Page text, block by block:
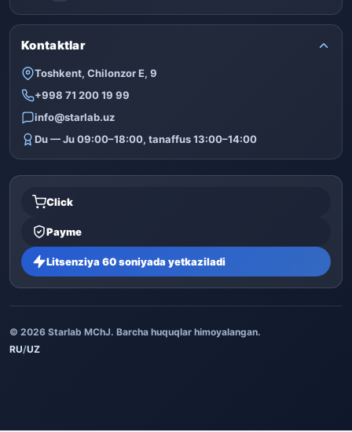
Kontaktlar
Toshkent, Chilonzor E, 9
+998 71 200 19 99
info@starlab.uz
Du — Ju 09:00–18:00, tanaffus 13:00–14:00
Click
Payme
Litsenziya 60 soniyada yetkaziladi
© 2026 Starlab MChJ. Barcha huquqlar himoyalangan.
RU/UZ